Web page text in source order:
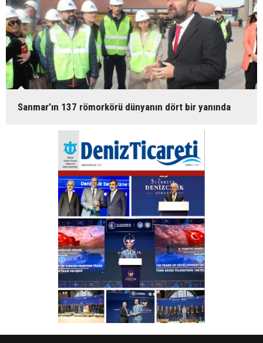
Sanmar’ın 137 römorkörü dünyanın dört bir yanında